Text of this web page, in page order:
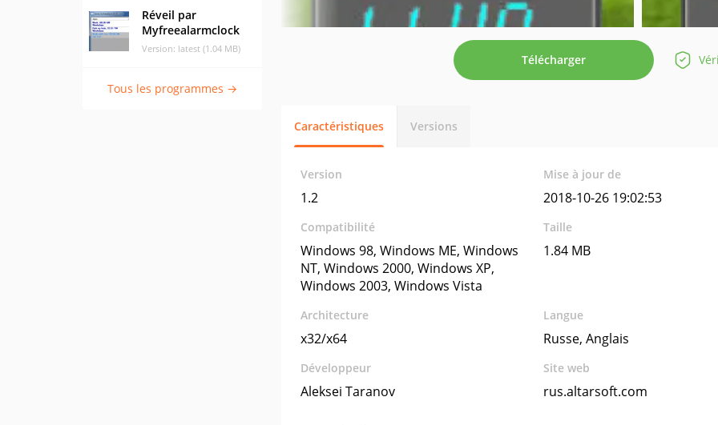
Réveil par
Myfreealarmclock
Version: latest (1.04 MB)
Tous les programmes →
Télécharger
Caractéristiques Versions
Version
1.2
Mise à jour de
2018-10-26 19:02:53
Compatibilité
Windows 98, Windows ME, Windows
NT, Windows 2000, Windows XP,
Windows 2003, Windows Vista
Taille
1.84 MB
Architecture
x32/x64
Langue
Russe, Anglais
Développeur
Aleksei Taranov
Site web
rus.altarsoft.com